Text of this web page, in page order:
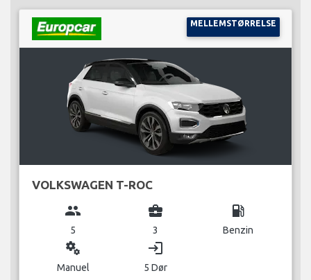
MELLEMSTØRRELSE
VOLKSWAGEN T-ROC
group
5
business_center
3
local_gas_station
Benzin
miscellaneous_services
Manuel
login
5 Dør